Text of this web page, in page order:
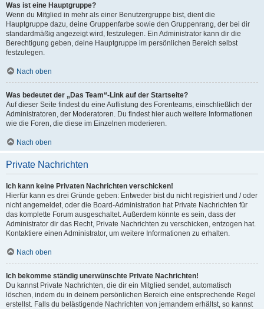
Was ist eine Hauptgruppe?
Wenn du Mitglied in mehr als einer Benutzergruppe bist, dient die
Hauptgruppe dazu, deine Gruppenfarbe sowie den Gruppenrang, der bei dir
standardmäßig angezeigt wird, festzulegen. Ein Administrator kann dir die
Berechtigung geben, deine Hauptgruppe im persönlichen Bereich selbst
festzulegen.
Nach oben
Was bedeutet der „Das Team“-Link auf der Startseite?
Auf dieser Seite findest du eine Auflistung des Forenteams, einschließlich der
Administratoren, der Moderatoren. Du findest hier auch weitere Informationen
wie die Foren, die diese im Einzelnen moderieren.
Nach oben
Private Nachrichten
Ich kann keine Privaten Nachrichten verschicken!
Hierfür kann es drei Gründe geben: Entweder bist du nicht registriert und / oder
nicht angemeldet, oder die Board-Administration hat Private Nachrichten für
das komplette Forum ausgeschaltet. Außerdem könnte es sein, dass der
Administrator dir das Recht, Private Nachrichten zu verschicken, entzogen hat.
Kontaktiere einen Administrator, um weitere Informationen zu erhalten.
Nach oben
Ich bekomme ständig unerwünschte Private Nachrichten!
Du kannst Private Nachrichten, die dir ein Mitglied sendet, automatisch
löschen, indem du in deinem persönlichen Bereich eine entsprechende Regel
erstellst. Falls du belästigende Nachrichten von jemandem erhältst, so kannst